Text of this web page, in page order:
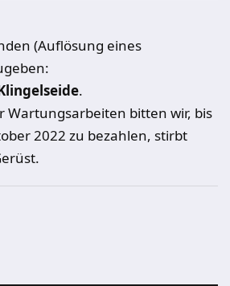
(Auflösung eines
.
bitten wir, bis
2022 zu bezahlen, stirbt